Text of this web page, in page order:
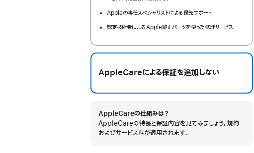
Appleの専任スペシャリストによる優先サポート
認定技術者によるApple純正パーツを使った修理サービス
AppleCareによる保証を追加しない
AppleCareの仕組みは？
AppleCareの特長と保証内容を見てみましょう。規約
およびサービス料が適用されます。